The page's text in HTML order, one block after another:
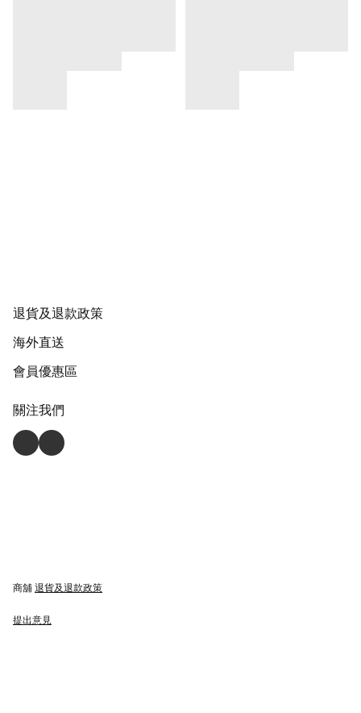
退貨及退款政策
海外直送
會員優惠區
關注我們
商舖 退貨及退款政策
提出意見